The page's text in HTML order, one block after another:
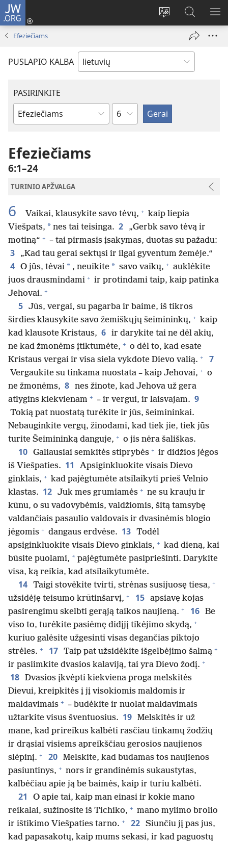
JW.ORG
Pakeisti
svetainės
Prisijungti
(atsiveria Paieška
svetainėje
JW.ORG
Efeziečiams
PUSLAPIO KALBA
PASIRINKITE
Biblijos
skyrius
Efeziečiams
6:1–24
TURINIO APŽVALGA
6 Vaikai, klausykite savo tėvų, + kaip liepia
Viešpats, * nes tai teisinga. 2
„Gerbk savo tėvą ir
motiną“ + – tai pirmasis įsakymas, duotas su pažadu:
3 „Kad tau gerai sektųsi ir ilgai gyventum žemėje.“
4 O jūs, tėvai * , neuikite * savo vaikų, + auklėkite
juos drausmindami + ir protindami taip, kaip patinka
Jehovai. +
5 Jūs, vergai, su pagarba ir baime, iš tikros
širdies klausykite savo žemiškųjų šeimininkų, + kaip
kad klausote Kristaus, 6 ir darykite tai ne dėl akių,
ne kad žmonėms įtiktumėte, + o dėl to, kad esate
Kristaus vergai ir visa siela vykdote Dievo valią. + 7
Vergaukite su tinkama nuostata – kaip Jehovai, + o
ne žmonėms, 8 nes žinote, kad Jehova už gera
atlygins kiekvienam + – ir vergui, ir laisvajam. 9
Tokią pat nuostatą turėkite ir jūs, šeimininkai.
Nebauginkite vergų, žinodami, kad tiek jie, tiek jūs
turite Šeimininką danguje, + o jis nėra šališkas.
10 Galiausiai semkitės stiprybės + ir didžios jėgos
iš Viešpaties. 11
Apsiginkluokite visais Dievo
ginklais, + kad pajėgtumėte atsilaikyti prieš Velnio
klastas. 12 Juk mes grumiamės + ne su krauju ir
kūnu, o su vadovybėmis, valdžiomis, šitą tamsybę
valdančiais pasaulio valdovais ir dvasinėmis blogio
jėgomis + dangaus erdvėse. 13 Todėl
apsiginkluokite visais Dievo ginklais, + kad dieną, kai
būsite puolami, * pajėgtumėte pasipriešinti. Darykite
visa, ką reikia, kad atsilaikytumėte.
14 Taigi stovėkite tvirti, strėnas susijuosę tiesa, +
užsidėję teisumo krūtinšarvį, + 15 apsiavę kojas
pasirengimu skelbti gerąją taikos naujieną. + 16 Be
viso to, turėkite pasiėmę didįjį tikėjimo skydą, +
kuriuo galėsite užgesinti visas degančias piktojo
strėles. + 17 Taip pat užsidėkite išgelbėjimo šalmą +
ir pasiimkite dvasios kalaviją, tai yra Dievo žodį. +
18 Dvasios įkvėpti kiekviena proga melskitės
Dievui, kreipkitės į jį visokiomis maldomis ir
maldavimais + – budėkite ir nuolat maldavimais
užtarkite visus šventuosius. 19 Melskitės ir už
mane, kad prireikus kalbėti rasčiau tinkamų žodžių
ir drąsiai visiems apreikščiau gerosios naujienos
slėpinį. + 20 Melskite, kad būdamas tos naujienos
pasiuntinys, + nors ir grandinėmis sukaustytas,
kalbėčiau apie ją be baimės, kaip ir turiu kalbėti.
21
O apie tai, kaip man einasi ir kokie mano
reikalai, sužinosite iš Tichiko, + mano mylimo brolio
ir ištikimo Viešpaties tarno. + 22 Siunčiu jį pas jus,
kad papasakotų, kaip mums sekasi, ir kad paguostų